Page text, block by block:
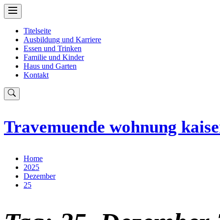
Skip
to
Titelseite
Ausbildung und Karriere
Essen und Trinken
Familie und Kinder
Haus und Garten
Kontakt
Travemuende wohnung
Home
2025
Dezember
25